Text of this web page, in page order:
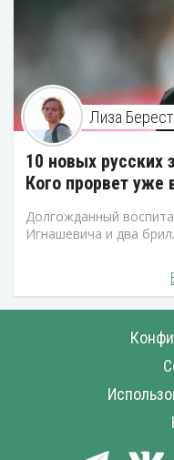
Лиза
10 новых русских
Кого прорвет уже
Долгожданный
Игнашевича и два